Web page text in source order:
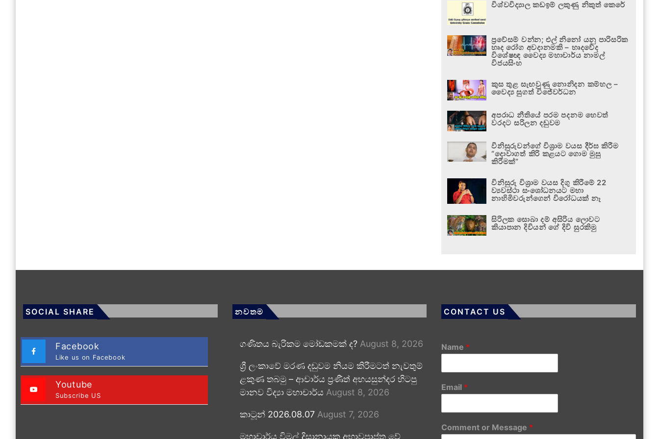
විශ්වවිද්‍යාල කඩඉම් ලකුණු නිකුත් කෙරේ
ප්‍රවේසම් වන්න; එල් නිනෝ යනු පාරිසරික
හෘද රෝග අවදානමකි – හෘදවේද
විශේෂඥ වෛද්‍ය මහාචාර්ය නාමල්
විජයසිංහ
කුස තුළ සැඟවුණු නොනිදන කම්හල –
වෛද්‍ය සුගත් විජේවර්ධන
අපරාධ නීතියේ පරම පදනම හෙවත්
වරදට සරිලන දඬුවම
විනිසුරුවන්ගේ විශ්‍රාම වයස දීර්ඝ කිරීම
“දොවාගත් කිරි කළයට ගොම මුසු
කිරීමක්”
විනිසුරු විශ්‍රාම වයස දිගු කිරීමේ 22
ව්‍යවස්ථා සංශෝධනයට මහා
නාහිමිවරුන්ගෙන් විරෝධයක් නෑ
සිරිලක සොබා දම් අසිරිය ලොවට
කියාපාන දිවියන් ගේ දිවි සුරකිමු
SOCIAL SHARE
Facebook
Like us on Facebook
Youtube
Subscribe US
නවතම
ගණිතය බැරිකම මෝඩකමක් ද? August 8, 2026
ශ්‍රී ලංකාවේ මරණ දඬුවම නියම කිරීමටත් නැවතුම්
ළකුණ තබමු – ආචාර්ය ප්‍රණීත් අභයසුන්දර හිටපු
මානව විද්‍යා මහාචාර්ය August 8, 2026
කාටූන් 2026.08.07 August 7, 2026
මහාචාර්ය විමල් දිසානායක අභාවප්‍රාප්ත වේ
CONTACT US
Name *
Email *
Comment or Message *